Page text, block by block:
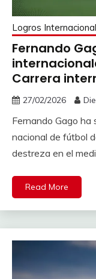
Logros
Fernando
Carrera
27/02/2026
Fernando Gago ha
nacional de fútbol
destreza en el
Read More